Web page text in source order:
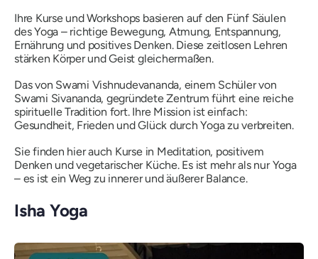
Ihre Kurse und Workshops basieren auf den Fünf Säulen
des Yoga – richtige Bewegung, Atmung, Entspannung,
Ernährung und positives Denken. Diese zeitlosen Lehren
stärken Körper und Geist gleichermaßen.
Das von Swami Vishnudevananda, einem Schüler von
Swami Sivananda, gegründete Zentrum führt eine reiche
spirituelle Tradition fort. Ihre Mission ist einfach:
Gesundheit, Frieden und Glück durch Yoga zu verbreiten.
Sie finden hier auch Kurse in Meditation, positivem
Denken und vegetarischer Küche. Es ist mehr als nur Yoga
– es ist ein Weg zu innerer und äußerer Balance.
Isha Yoga